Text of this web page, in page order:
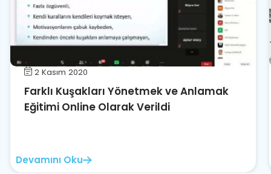
2 Kasım 2020
Farklı Kuşakları Yönetmek ve Anlamak
Eğitimi Online Olarak Verildi
Devamını Oku